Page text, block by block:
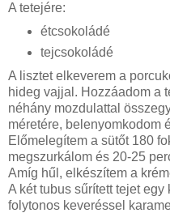
A tetejére:
étcsokoládé
tejcsokoládé
A lisztet elkeverem a
hideg vajjal. Hozzáadom a
néhány mozdulattal
méretére, belenyomkodom
Előmelegítem a sütőt 180
megszurkálom és 20-25
Amíg hűl, elkészítem a
A két tubus sűrített tejet
folytonos keveréssel